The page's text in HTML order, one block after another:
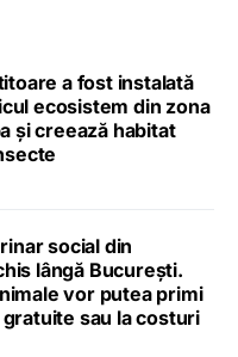
a fost instalată
ecosistem din zona
și creează habitat
social din
lângă București.
vor putea primi
sau la costuri